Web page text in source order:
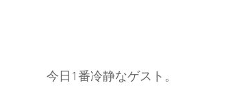
今日1番冷静なゲスト。